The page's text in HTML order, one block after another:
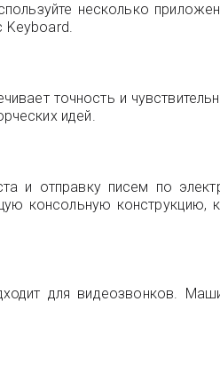
несколько
Keyboard.
точность и
идей.
и отправку писем по
консольную конструкцию,
для видеозвонков.